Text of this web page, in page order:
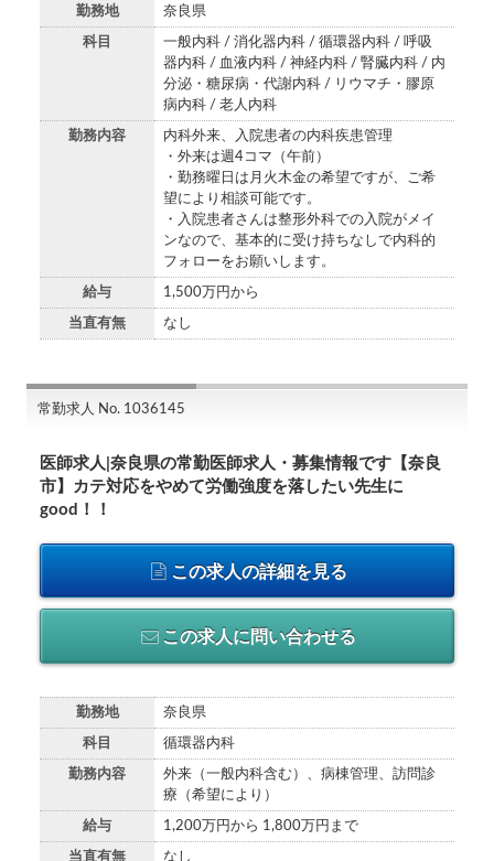
勤務地 奈良県
科目
一般内科 / 消化器内科 / 循環器内科 / 呼吸
器内科 / 血液内科 / 神経内科 / 腎臓内科 / 内
分泌・糖尿病・代謝内科 / リウマチ・膠原
病内科 / 老人内科
勤務内容
内科外来、入院患者の内科疾患管理
・外来は週4コマ（午前）
・勤務曜日は月火木金の希望ですが、ご希
望により相談可能です。
・入院患者さんは整形外科での入院がメイ
ンなので、基本的に受け持ちなしで内科的
フォローをお願いします。
給与 1,500万円から
当直有無 なし
常勤求人 No. 1036145
医師求人|奈良県の常勤医師求人・募集情報です【奈良
市】カテ対応をやめて労働強度を落したい先生に
good！！
この求人の詳細を見る
この求人に問い合わせる
勤務地 奈良県
科目 循環器内科
勤務内容
外来（一般内科含む）、病棟管理、訪問診
療（希望により）
給与 1,200万円から 1,800万円まで
当直有無 なし